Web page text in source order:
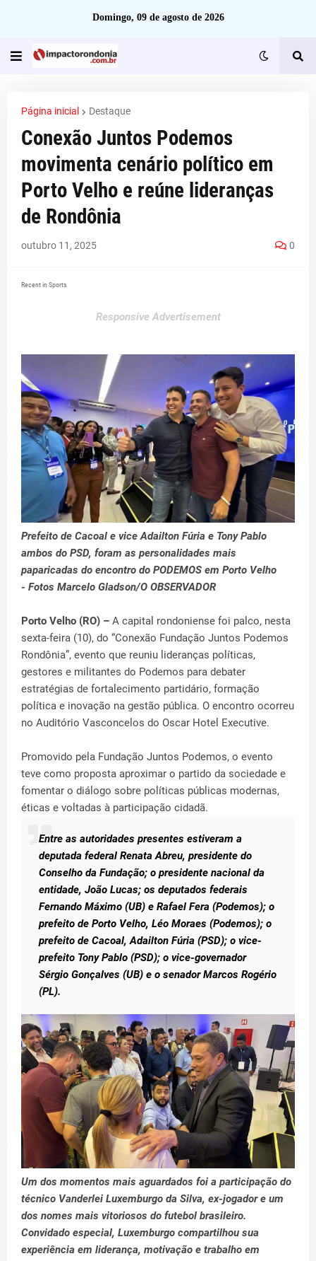
Domingo, 09 de agosto de 2026
Página inicial Destaque
Conexão Juntos Podemos
movimenta cenário político em
Porto Velho e reúne lideranças
de Rondônia
outubro 11, 2025 0
Recent in Sports
Responsive Advertisement
Prefeito de Cacoal e vice Adailton Fúria e Tony Pablo
ambos do PSD, foram as personalidades mais
paparicadas do encontro do PODEMOS em Porto Velho
- Fotos Marcelo Gladson/O OBSERVADOR
Porto Velho (RO) – A capital rondoniense foi palco, nesta
sexta-feira (10), do “Conexão Fundação Juntos Podemos
Rondônia”, evento que reuniu lideranças políticas,
gestores e militantes do Podemos para debater
estratégias de fortalecimento partidário, formação
política e inovação na gestão pública. O encontro ocorreu
no Auditório Vasconcelos do Oscar Hotel Executive.
Promovido pela Fundação Juntos Podemos, o evento
teve como proposta aproximar o partido da sociedade e
fomentar o diálogo sobre políticas públicas modernas,
éticas e voltadas à participação cidadã.
Entre as autoridades presentes estiveram a
deputada federal Renata Abreu, presidente do
Conselho da Fundação; o presidente nacional da
entidade, João Lucas; os deputados federais
Fernando Máximo (UB) e Rafael Fera (Podemos); o
prefeito de Porto Velho, Léo Moraes (Podemos); o
prefeito de Cacoal, Adailton Fúria (PSD); o vice-
prefeito Tony Pablo (PSD); o vice-governador
Sérgio Gonçalves (UB) e o senador Marcos Rogério
(PL).
Um dos momentos mais aguardados foi a participação do
técnico Vanderlei Luxemburgo da Silva, ex-jogador e um
dos nomes mais vitoriosos do futebol brasileiro.
Convidado especial, Luxemburgo compartilhou sua
experiência em liderança, motivação e trabalho em